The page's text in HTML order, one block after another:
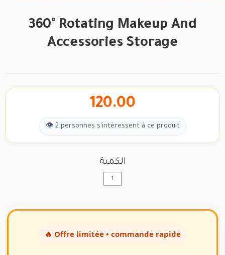
360° Rotating Makeup And
Accessories Storage
120.00
👁 2 personnes s'intéressent à ce produit
الكمية
🔥 Offre limitée • commande rapide